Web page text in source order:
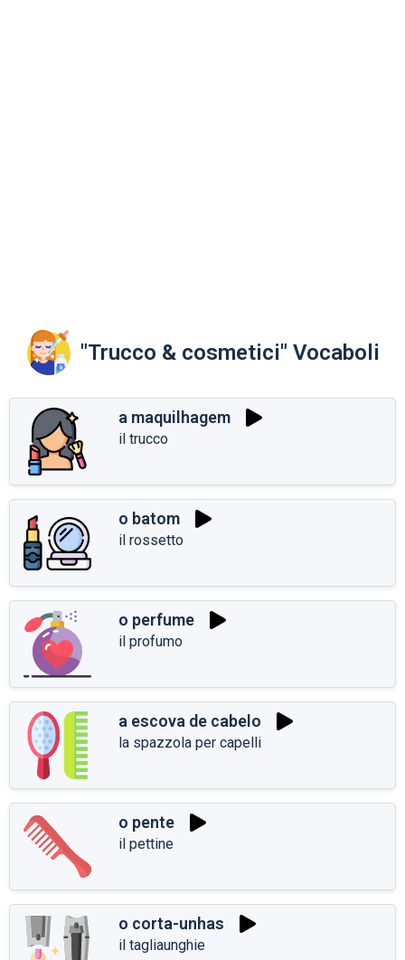
"Trucco & cosmetici" Vocaboli
a maquilhagem
il trucco
o batom
il rossetto
o perfume
il profumo
a escova de cabelo
la spazzola per capelli
o pente
il pettine
o corta-unhas
il tagliaunghie